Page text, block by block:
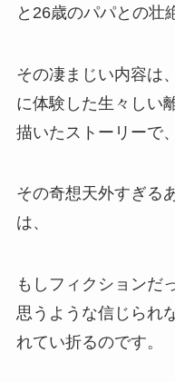
と26歳のパパとの壮
その凄まじい内容は
に体験した生々しい
描いたストーリーで、
その奇想天外すぎる
は、
もしフィクションだ
思うような信じられ
れてい折るのです。